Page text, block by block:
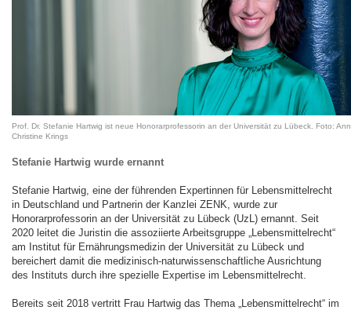
Prof. Dr. Stefanie Hartwig ist neue Honorarprofessorin an der Universität zu Lübeck. Foto:
Christine Krings
Stefanie Hartwig wurde ernannt
Stefanie Hartwig, eine der führenden Expertinnen für Lebensmittelrecht
in Deutschland und Partnerin der Kanzlei ZENK, wurde zur
Honorarprofessorin an der Universität zu Lübeck (UzL) ernannt. Seit
2020 leitet die Juristin die assoziierte Arbeitsgruppe „Lebensmittelrecht“
am Institut für Ernährungsmedizin der Universität zu Lübeck und
bereichert damit die medizinisch-naturwissenschaftliche Ausrichtung
des Instituts durch ihre spezielle Expertise im Lebensmittelrecht.
Bereits seit 2018 vertritt Frau Hartwig das Thema „Lebensmittelrecht“ im